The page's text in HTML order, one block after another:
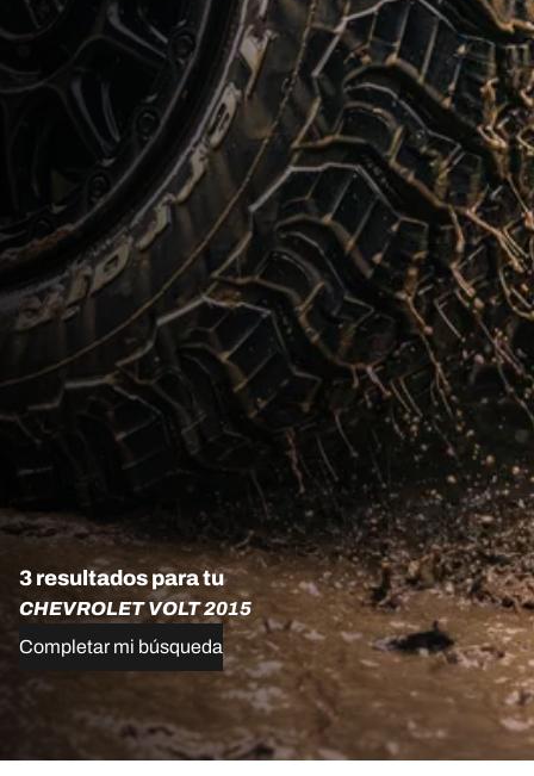
3 resultados para tu
CHEVROLET VOLT 2015
Completar mi búsqueda